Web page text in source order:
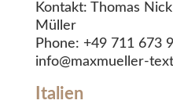
Kontakt: Thomas
Müller
Phone: +49 711 673
info@maxmueller-
Italien